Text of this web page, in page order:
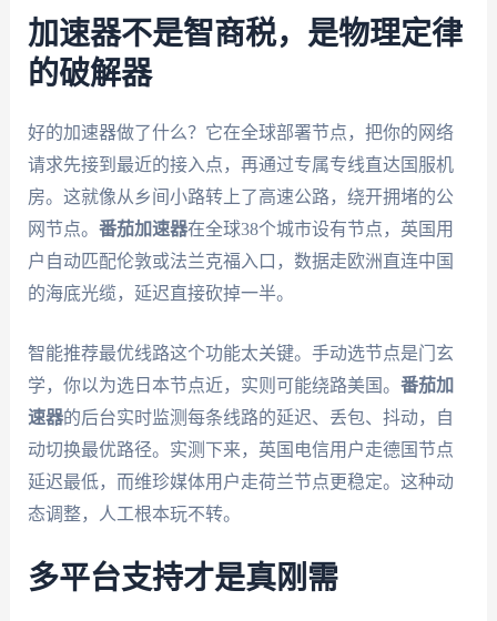
加速器不是智商税，是物理定律
的破解器
好的加速器做了什么？它在全球部署节点，把你的网络
请求先接到最近的接入点，再通过专属专线直达国服机
房。这就像从乡间小路转上了高速公路，绕开拥堵的公
网节点。 番茄加速器在全球38个城市设有节点，英国用
户自动匹配伦敦或法兰克福入口，数据走欧洲直连中国
的海底光缆，延迟直接砍掉一半。
智能推荐最优线路这个功能太关键。手动选节点是门玄
学，你以为选日本节点近，实则可能绕路美国。 番茄加
速器的后台实时监测每条线路的延迟、丢包、抖动，自
动切换最优路径。实测下来，英国电信用户走德国节点
延迟最低，而维珍媒体用户走荷兰节点更稳定。这种动
态调整，人工根本玩不转。
多平台支持才是真刚需